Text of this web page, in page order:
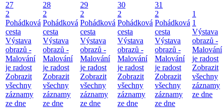
27
2
Pohádková
cesta
Výstava
obrazů -
Malování
je radost
Zobrazit
všechny
záznamy
ze dne
28
2
Pohádková
cesta
Výstava
obrazů -
Malování
je radost
Zobrazit
všechny
záznamy
ze dne
29
2
Pohádková
cesta
Výstava
obrazů -
Malování
je radost
Zobrazit
všechny
záznamy
ze dne
30
2
Pohádková
cesta
Výstava
obrazů -
Malování
je radost
Zobrazit
všechny
záznamy
ze dne
31
2
Pohádková
cesta
Výstava
obrazů -
Malování
je radost
Zobrazit
všechny
záznamy
ze dne
1
1
Výstava
obrazů -
Malování
je radost
Zobrazit
všechny
záznamy
ze dne